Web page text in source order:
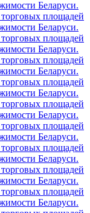
Беларуси.
площадей
Беларуси.
площадей
Беларуси.
площадей
Беларуси.
площадей
Беларуси.
площадей
Беларуси.
площадей
Беларуси.
площадей
Беларуси.
площадей
Беларуси.
площадей
Беларуси.